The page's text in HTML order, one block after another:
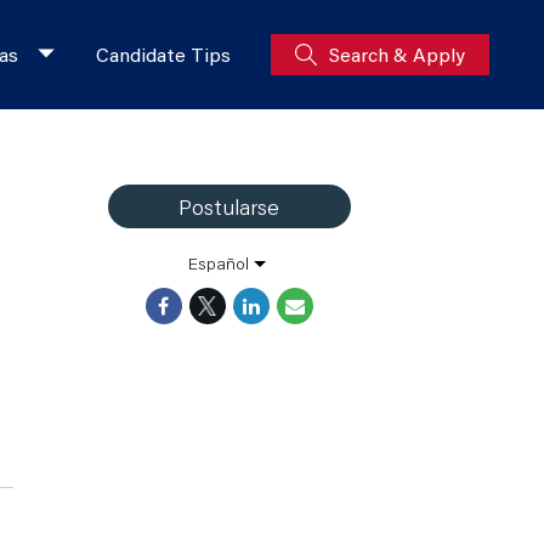
Candidate Tips Search & Apply
Postularse
Español